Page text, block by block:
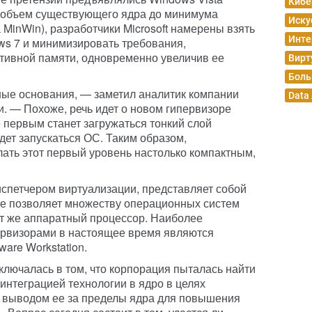
существующего ядра до минимума
разработчики Microsoft намерены взять
7 и минимизировать требования,
памяти, одновременно увеличив ее
основания, — заметил аналитик компании
— Похоже, речь идет о новом гипервизоре
станет загружаться тонкий слой
запускаться ОС. Таким образом,
этот первый уровень настолько компактным,
виртуализации, представляет собой
позволяет множеству операционных систем
же аппаратный процессор. Наиболее
в настоящее время являются
Workstation.
в том, что корпорация пыталась найти
технологии в ядро в целях
выводом ее за пределы ядра для повышения
Data